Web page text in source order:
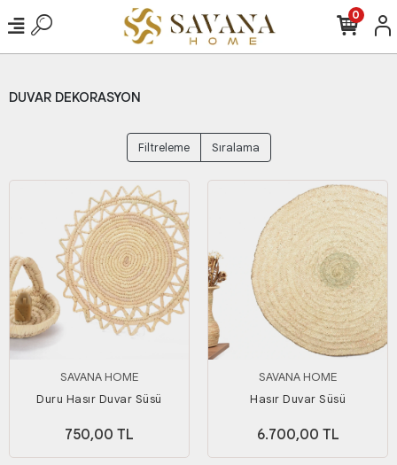
0
DUVAR DEKORASYON
Filtreleme Sıralama
SAVANA HOME
Duru Hasır Duvar Süsü
750,00 TL
SAVANA HOME
Hasır Duvar Süsü
6.700,00 TL